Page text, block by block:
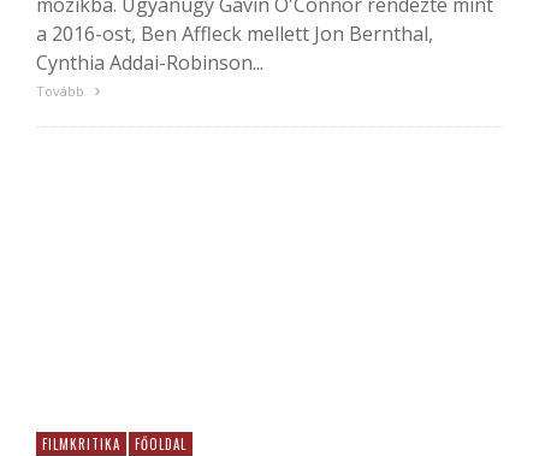
a 2016-ost, Ben Affleck mellett Jon Bernthal,
Cynthia Addai-Robinson...
Tovább
FILMKRITIKA FŐOLDAL